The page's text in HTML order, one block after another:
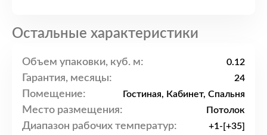
Остальные характеристики
Объем упаковки, куб. м: 0.12
Гарантия, месяцы: 24
Помещение: Гостиная, Кабинет, Спальня
Место размещения: Потолок
Диапазон рабочих температур: +1-[+35]